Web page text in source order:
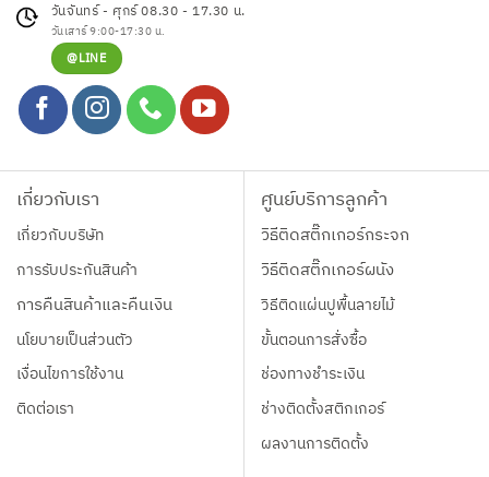
วันจันทร์ - ศุกร์ 08.30 - 17.30 น.
วันเสาร์ 9:00-17:30 น.
@LINE
เกี่ยวกับเรา
เกี่ยวกับบริษัท
การรับประกันสินค้า
การคืนสินค้าและคืนเงิน
นโยบายเป็นส่วนตัว
เงื่อนไขการใช้งาน
ติดต่อเรา
ศูนย์บริการลูกค้า
วิธีติดสติ๊กเกอร์กระจก
วิธีติดสติ๊กเกอร์ผนัง
วิธีติดแผ่นปูพื้นลายไม้
ขั้นตอนการสั่งซื้อ
ช่องทางชำระเงิน
ช่างติดตั้งสติกเกอร์
ผลงานการติดตั้ง